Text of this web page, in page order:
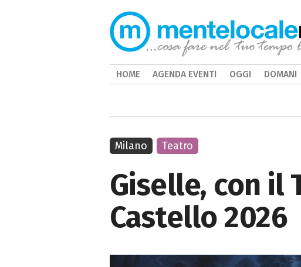
Giselle, con il
Castello 2026
Milano Teatro
HOME AGENDA EVENTI OGGI DOMANI